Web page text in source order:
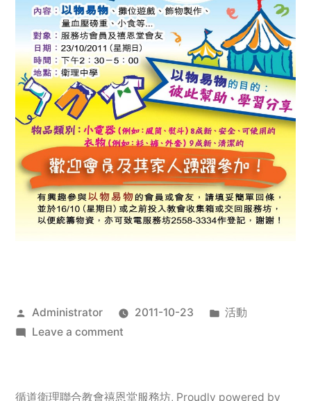
Posted
by
Administrator 2011-10-23
Posted
活動
Leave a commenton
服
循道衛理聯合教會禧恩堂服務坊, Proudly powered by